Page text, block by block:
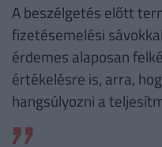
A beszélgetés előtt
fizetésemelési
érdemes alaposan
értékelésre is, arra,
hangsúlyozni a